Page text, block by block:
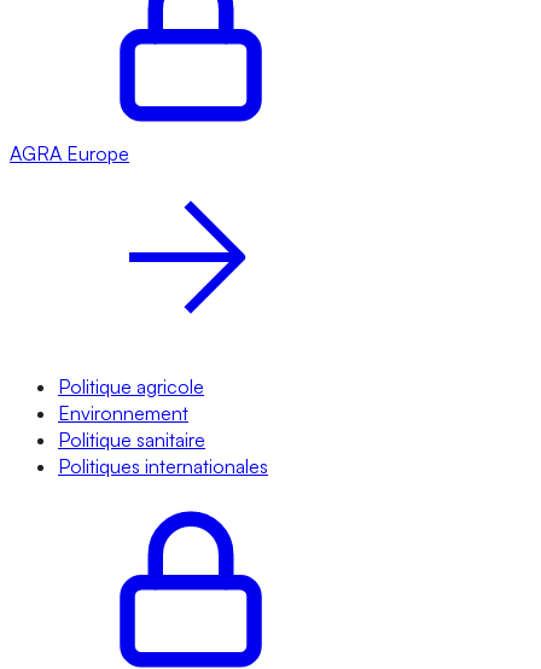
AGRA Europe
Politique agricole
Environnement
Politique sanitaire
Politiques internationales